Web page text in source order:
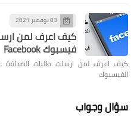
03 نوفمبر 2021
كيف اعرف لمن
فيسبوك Facebook
الفيسبوك
سؤال وجواب